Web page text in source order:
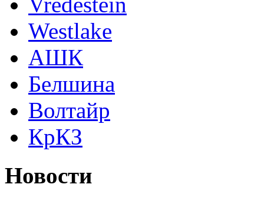
Westlake
АШК
Белшина
Волтайр
КрКЗ
Новости